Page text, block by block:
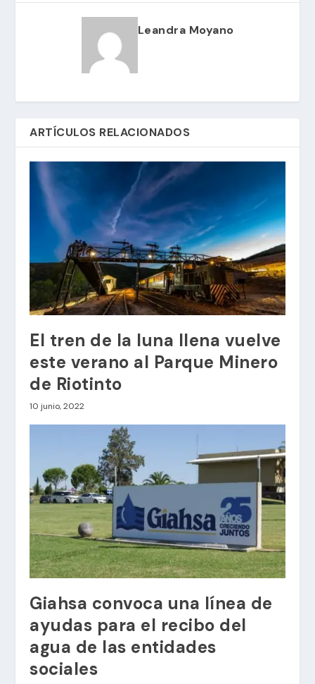
Leandra Moyano
ARTÍCULOS RELACIONADOS
El tren de la luna llena vuelve
este verano al Parque Minero
de Riotinto
10 junio, 2022
Giahsa convoca una línea de
ayudas para el recibo del
agua de las entidades
sociales